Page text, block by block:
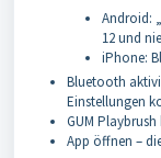
Android:
12 und
iPhone:
Bluetooth
Einstellungen
GUM
App öffnen –